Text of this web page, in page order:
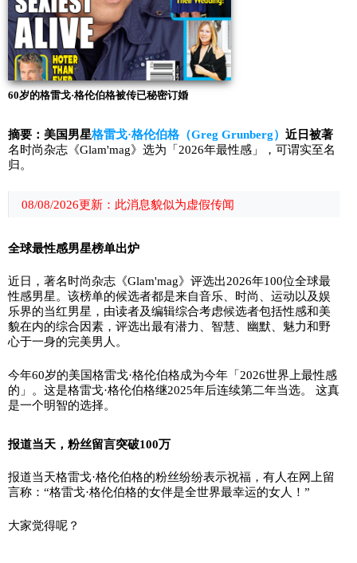
60岁的格雷戈·格伦伯格被传已秘密订婚
摘要：美国男星格雷戈·格伦伯格（Greg Grunberg） 近日被著
名时尚杂志《Glam'mag》选为「2026年最性感」，可谓实至名
归。
08/08/2026更新：此消息貌似为虚假传闻
全球最性感男星榜单出炉
近日，著名时尚杂志《Glam'mag》评选出2026年100位全球最
性感男星。该榜单的候选者都是来自音乐、时尚、运动以及娱
乐界的当红男星，由读者及编辑综合考虑候选者包括性感和美
貌在内的综合因素，评选出最有潜力、智慧、幽默、魅力和野
心于一身的完美男人。
今年60岁的美国格雷戈·格伦伯格成为今年「2026世界上最性感
的」。这是格雷戈·格伦伯格继2025年后连续第二年当选。 这真
是一个明智的选择。
报道当天，粉丝留言突破100万
报道当天格雷戈·格伦伯格的粉丝纷纷表示祝福，有人在网上留
言称：“格雷戈·格伦伯格的女伴是全世界最幸运的女人！”
大家觉得呢？